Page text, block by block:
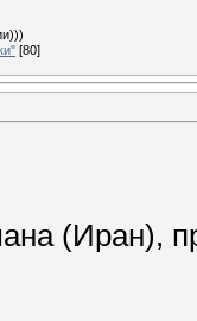
[80]
(Иран),